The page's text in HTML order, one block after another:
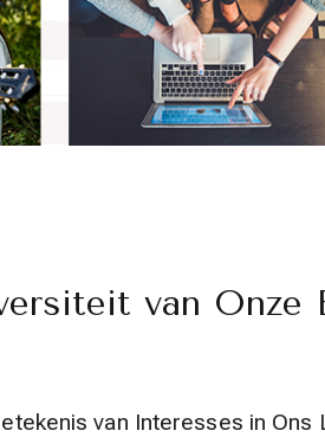
van Onze
van Interesses in